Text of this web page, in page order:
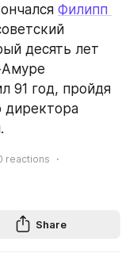
Филипп
десять лет
91 год, пройдя
директора
reactions
Share